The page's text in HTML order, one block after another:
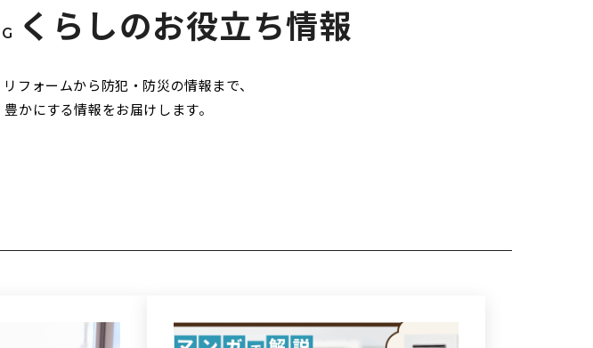
くらしのお役立ち情報
フォームから防犯・防災の情報まで、
かにする情報をお届けします。